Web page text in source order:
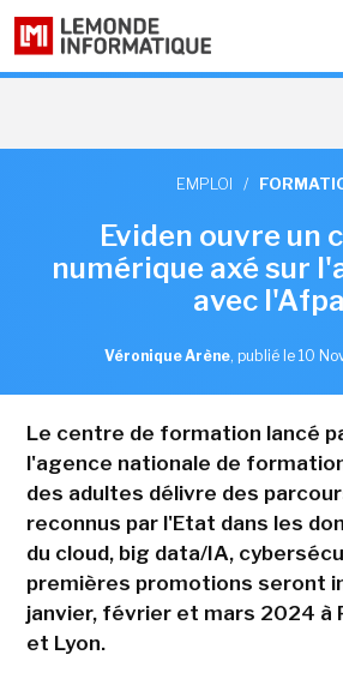
EMPLOI /
Eviden ouvre un
numérique axé sur
avec l'Afpa
Véronique Arène, publié le 10
Le centre de formation lancé
l'agence nationale de
des adultes délivre des
reconnus par l'Etat dans les
du cloud, big data/IA,
premières promotions seront
janvier, février et mars 2024 à
et Lyon.